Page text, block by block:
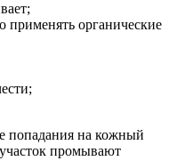
применять органические
попадания на кожный
промывают